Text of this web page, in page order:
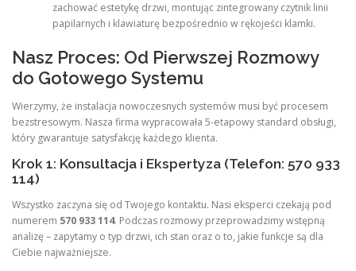
zachować estetykę drzwi, montując zintegrowany czytnik linii
papilarnych i klawiaturę bezpośrednio w rękojeści klamki.
Nasz Proces: Od Pierwszej Rozmowy
do Gotowego Systemu
Wierzymy, że instalacja nowoczesnych systemów musi być procesem
bezstresowym. Nasza firma wypracowała 5-etapowy standard obsługi,
który gwarantuje satysfakcję każdego klienta.
Krok 1: Konsultacja i Ekspertyza (Telefon: 570 933
114)
Wszystko zaczyna się od Twojego kontaktu. Nasi eksperci czekają pod
numerem 570 933 114. Podczas rozmowy przeprowadzimy wstępną
analizę – zapytamy o typ drzwi, ich stan oraz o to, jakie funkcje są dla
Ciebie najważniejsze.